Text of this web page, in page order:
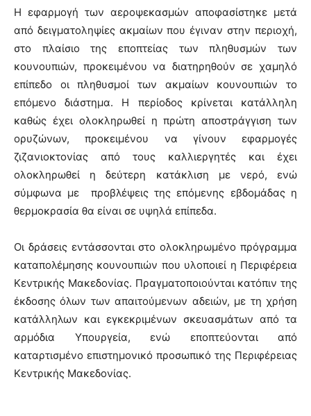
Η εφαρμογή των αεροψεκασμών αποφασίστηκε μετά
από δειγματοληψίες ακμαίων που έγιναν στην περιοχή,
στο πλαίσιο της εποπτείας των πληθυσμών των
κουνουπιών, προκειμένου να διατηρηθούν σε χαμηλό
επίπεδο οι πληθυσμοί των ακμαίων κουνουπιών το
επόμενο διάστημα. Η περίοδος κρίνεται κατάλληλη
καθώς έχει ολοκληρωθεί η πρώτη αποστράγγιση των
ορυζώνων, προκειμένου να γίνουν εφαρμογές
ζιζανιοκτονίας από τους καλλιεργητές και έχει
ολοκληρωθεί η δεύτερη κατάκλιση με νερό, ενώ
σύμφωνα με προβλέψεις της επόμενης εβδομάδας η
θερμοκρασία θα είναι σε υψηλά επίπεδα.
Οι δράσεις εντάσσονται στο ολοκληρωμένο πρόγραμμα
καταπολέμησης κουνουπιών που υλοποιεί η Περιφέρεια
Κεντρικής Μακεδονίας. Πραγματοποιούνται κατόπιν της
έκδοσης όλων των απαιτούμενων αδειών, με τη χρήση
κατάλληλων και εγκεκριμένων σκευασμάτων από τα
αρμόδια Υπουργεία, ενώ εποπτεύονται από
καταρτισμένο επιστημονικό προσωπικό της Περιφέρειας
Κεντρικής Μακεδονίας.